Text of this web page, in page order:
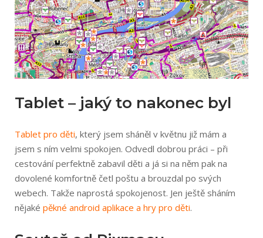
Tablet – jaký to nakonec byl
Tablet pro děti, který jsem sháněl v květnu již mám a
jsem s ním velmi spokojen. Odvedl dobrou práci – při
cestování perfektně zabavil děti a já si na něm pak na
dovolené komfortně četl poštu a brouzdal po svých
webech. Takže naprostá spokojenost. Jen ještě sháním
nějaké pěkné android aplikace a hry pro děti.